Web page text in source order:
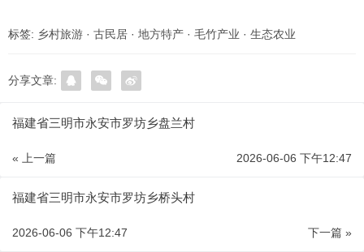
标签: 乡村旅游 · 古民居 · 地方特产 · 毛竹产业 · 生态农业
分享文章:
福建省三明市永安市罗坊乡盘兰村
« 上一篇 2026-06-06 下午12:47
福建省三明市永安市罗坊乡桥头村
下一篇 »
2026-06-06 下午12:47